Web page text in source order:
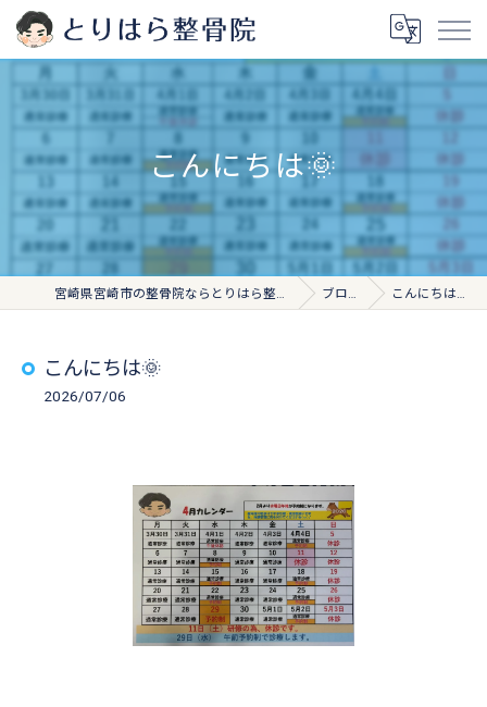
こんにちは🌞
宮崎県宮崎市の整骨院ならとりはら整骨院 ブログ こんにちは🌞
こんにちは🌞
2026/07/06